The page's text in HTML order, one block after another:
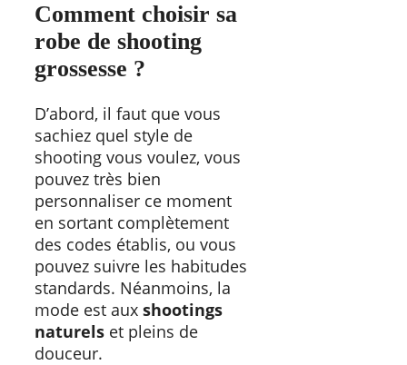
Comment choisir sa
robe de shooting
grossesse ?
D’abord, il faut que vous
sachiez quel style de
shooting vous voulez, vous
pouvez très bien
personnaliser ce moment
en sortant complètement
des codes établis, ou vous
pouvez suivre les habitudes
standards. Néanmoins, la
mode est aux shootings
naturels et pleins de
douceur.